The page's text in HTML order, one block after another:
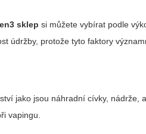
sklep si můžete vybírat podle
údržby, protože tyto faktory
jako jsou náhradní cívky, nádrže,
vapingu.